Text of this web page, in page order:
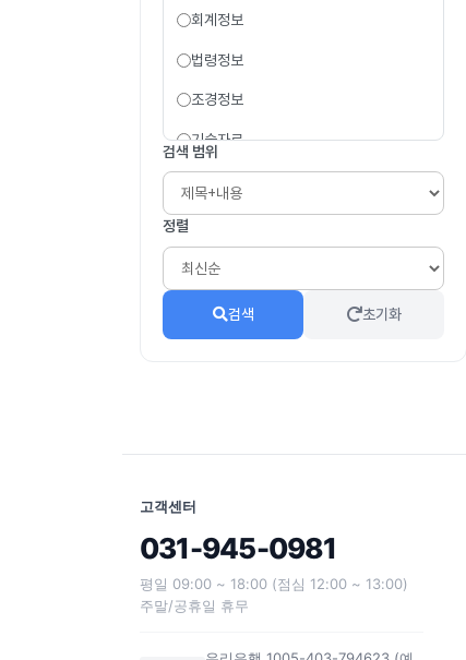
회계정보
법령정보
조경정보
기술자료
업무공유
계약서
기타/일반
bundle(묶음)
질의응답
검색 범위
정렬
검색 초기화
고객센터
031-945-0981
평일 09:00 ~ 18:00 (점심 12:00 ~ 13:00)
주말/공휴일 휴무